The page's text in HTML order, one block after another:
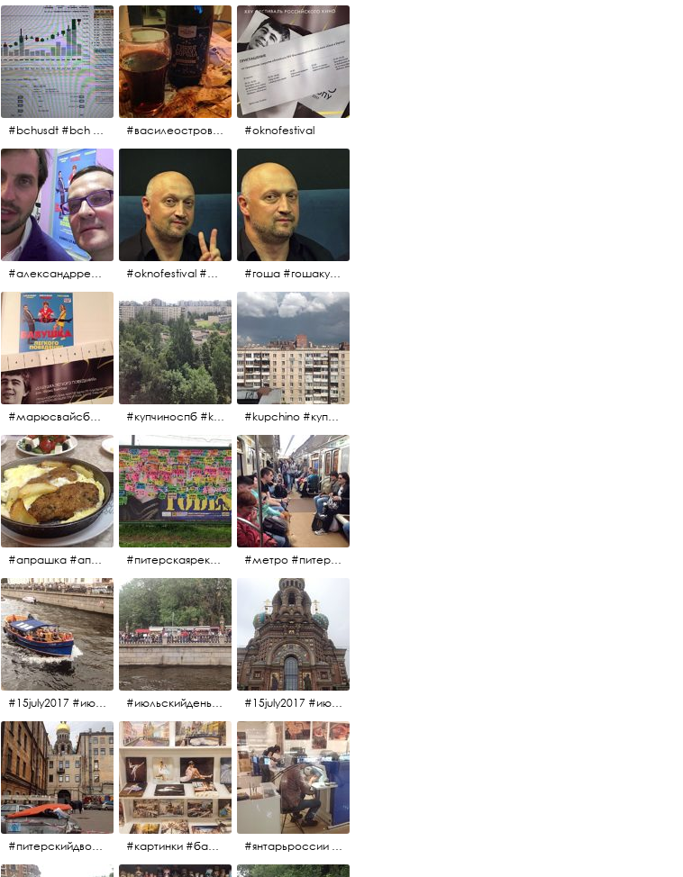
#bchusdt #bch #usdt #sell #buy #exchange #markets #bitcoincash #cryptocurrency #pump #василеостровское #синяяборода #пиво #пивовобла #вобла #рыба #oknofestival
#александрревва #ревва #артурпирожков #бабушкалегкогоповедения @arthurpirozhkov #oknofestival #gosha #гошакуценко #гоша #гошакуценко #oknofestival
#марюсвайсберг #александрревва #глюкоза #любовьвбольшомгороде #ххvфестивальроссийскогокино #купчиноспб #kupchino #kupchino #купчиноспб
#апрашка #апраксиндвор #кафенаапрашке #куринаякотлетанасковороде #сковородка #кафедлясвоих #питерскаяреклама #todes #куколки #окраинапитера #фрунзенскийрайон #метро #питерскоеметро #невскаялиния
#15july2017 #июльскийдень2017 #катерок #bonfire #июльскийдень2017 #15july2017 #15july2017 #июльскийдень2017 #спаснакрови
#питерскийдвор #спаснакрови #июльскийдень2017 #картинки #балетпитера #янтарьроссиии #янтарьроссии #янтарь